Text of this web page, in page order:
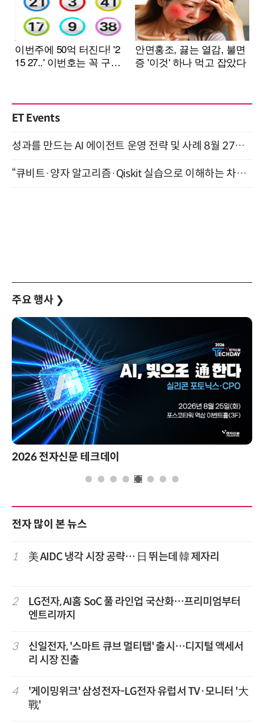
ET Events
성과를 만드는 AI 에이전트 운영 전략 및 사례 8월 27일 개최
“큐비트·양자 알고리즘·Qiskit 실습으로 이해하는 차세대 컴퓨팅” (8/28)
주요 행사 ❯
2026 전자신문 테크데이
전자 많이 본 뉴스
1 美 AIDC 냉각 시장 공략… 日 뛰는데 韓 제자리
2
LG전자, AI홈 SoC 풀 라인업 국산화…프리미엄부터
엔트리까지
3
신일전자, '스마트 큐브 멀티탭' 출시…디지털 액세서
리 시장 진출
4
'게이밍위크' 삼성전자-LG전자 유럽서 TV·모니터 '大
戰'